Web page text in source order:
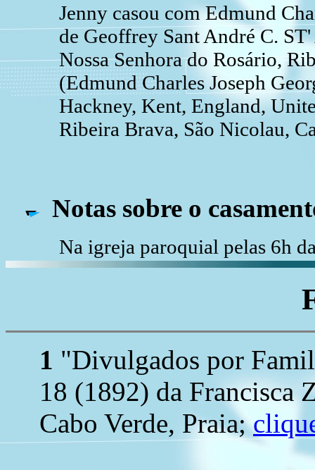
Jenny casou com Edmund
de Geoffrey Sant André C.
Nossa Senhora do Rosário,
(Edmund Charles Joseph
Hackney, Kent, England,
Ribeira Brava, São Nicolau,
Notas sobre o
Na igreja paroquial pelas 6h
1 "Divulgados por
18 (1892) da Francisca
Cabo Verde, Praia;